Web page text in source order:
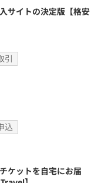
サイトの決定版【格安
引
込
ケットを自宅にお届